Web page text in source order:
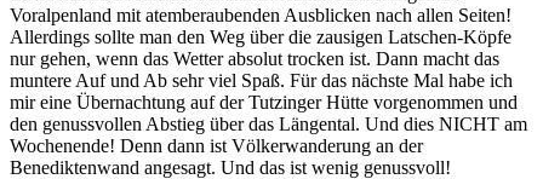
Voralpenland mit atemberaubenden Ausblicken nach allen Seiten!
Allerdings sollte man den Weg über die zausigen Latschen-Köpfe
nur gehen, wenn das Wetter absolut trocken ist. Dann macht das
muntere Auf und Ab sehr viel Spaß. Für das nächste Mal habe ich
mir eine Übernachtung auf der Tutzinger Hütte vorgenommen und
den genussvollen Abstieg über das Längental. Und dies NICHT am
Wochenende! Denn dann ist Völkerwanderung an der
Benediktenwand angesagt. Und das ist wenig genussvoll!